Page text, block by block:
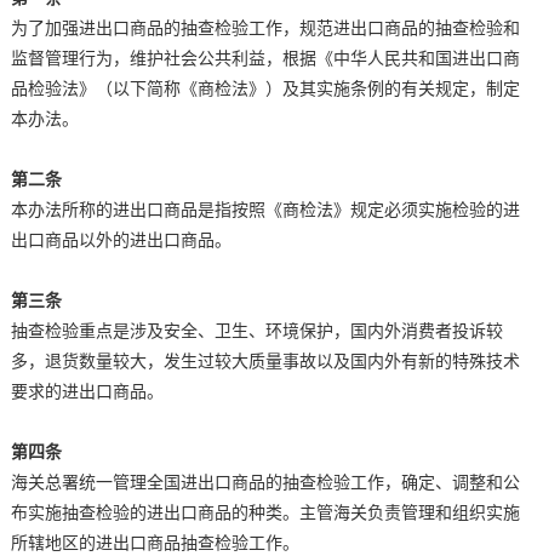
为了加强进出口商品的抽查检验工作，规范进出口商品的抽查检验和
监督管理行为，维护社会公共利益，根据《中华人民共和国进出口商
品检验法》（以下简称《商检法》）及其实施条例的有关规定，制定
本办法。
第二条
本办法所称的进出口商品是指按照《商检法》规定必须实施检验的进
出口商品以外的进出口商品。
第三条
抽查检验重点是涉及安全、卫生、环境保护，国内外消费者投诉较
多，退货数量较大，发生过较大质量事故以及国内外有新的特殊技术
要求的进出口商品。
第四条
海关总署统一管理全国进出口商品的抽查检验工作，确定、调整和公
布实施抽查检验的进出口商品的种类。主管海关负责管理和组织实施
所辖地区的进出口商品抽查检验工作。